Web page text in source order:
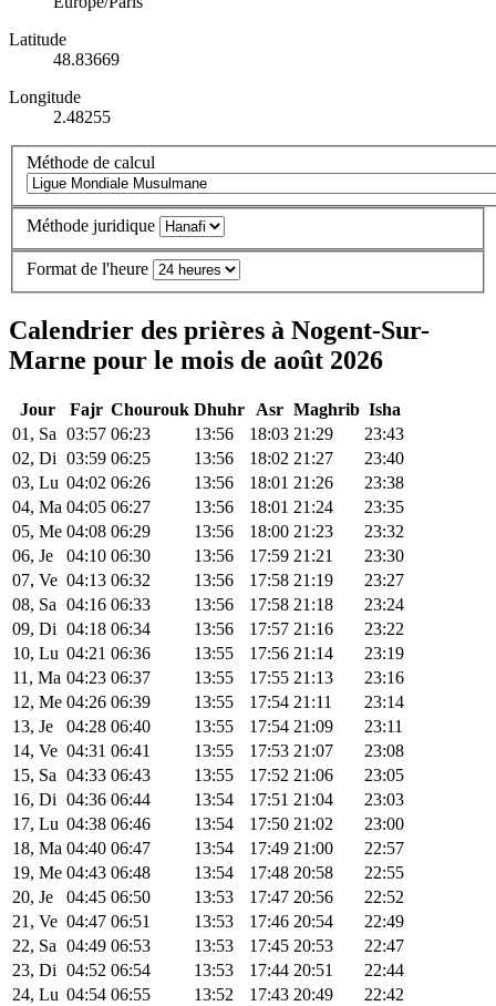
Latitude
48.83669
Longitude
2.48255
Méthode de calcul
Méthode juridique
Format de l'heure
Calendrier des prières à Nogent-Sur-
Marne pour le mois de août 2026
Jour Fajr Chourouk Dhuhr Asr Maghrib Isha
01, Sa 03:57 06:23 13:56 18:03 21:29
23:43
02, Di 03:59 06:25 13:56 18:02 21:27
23:40
03, Lu 04:02 06:26 13:56 18:01 21:26
23:38
04, Ma 04:05 06:27 13:56 18:01 21:24
23:35
05, Me 04:08 06:29 13:56 18:00 21:23
23:32
06, Je
04:10 06:30 13:56 17:59 21:21
23:30
07, Ve 04:13 06:32 13:56 17:58 21:19
23:27
08, Sa 04:16 06:33 13:56 17:58 21:18
23:24
09, Di 04:18 06:34 13:56 17:57 21:16
23:22
10, Lu 04:21 06:36 13:55 17:56 21:14
23:19
11, Ma 04:23 06:37 13:55 17:55 21:13
23:16
12, Me 04:26 06:39 13:55 17:54 21:11
23:14
13, Je
04:28 06:40 13:55 17:54 21:09
23:11
14, Ve 04:31 06:41 13:55 17:53 21:07
23:08
15, Sa 04:33 06:43 13:55 17:52 21:06
23:05
16, Di 04:36 06:44 13:54 17:51 21:04
23:03
17, Lu 04:38 06:46 13:54 17:50 21:02
23:00
18, Ma 04:40 06:47 13:54 17:49 21:00
22:57
19, Me 04:43 06:48 13:54 17:48 20:58
22:55
20, Je
04:45 06:50 13:53 17:47 20:56
22:52
21, Ve 04:47 06:51 13:53 17:46 20:54
22:49
22, Sa 04:49 06:53 13:53 17:45 20:53
22:47
23, Di 04:52 06:54 13:53 17:44 20:51
22:44
24, Lu 04:54 06:55 13:52 17:43 20:49
22:42